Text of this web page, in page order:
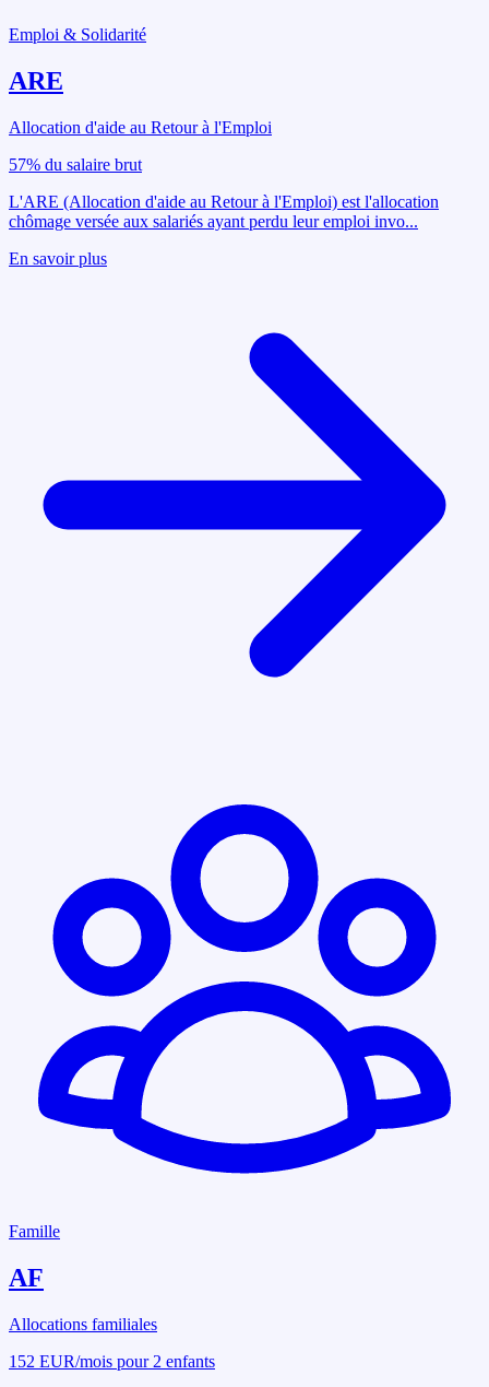
Emploi & Solidarité
ARE
Allocation d'aide au Retour à l'Emploi
57% du salaire brut
L'ARE (Allocation d'aide au Retour à l'Emploi) est l'allocation
chômage versée aux salariés ayant perdu leur emploi invo...
En savoir plus
Famille
AF
Allocations familiales
152 EUR/mois pour 2 enfants